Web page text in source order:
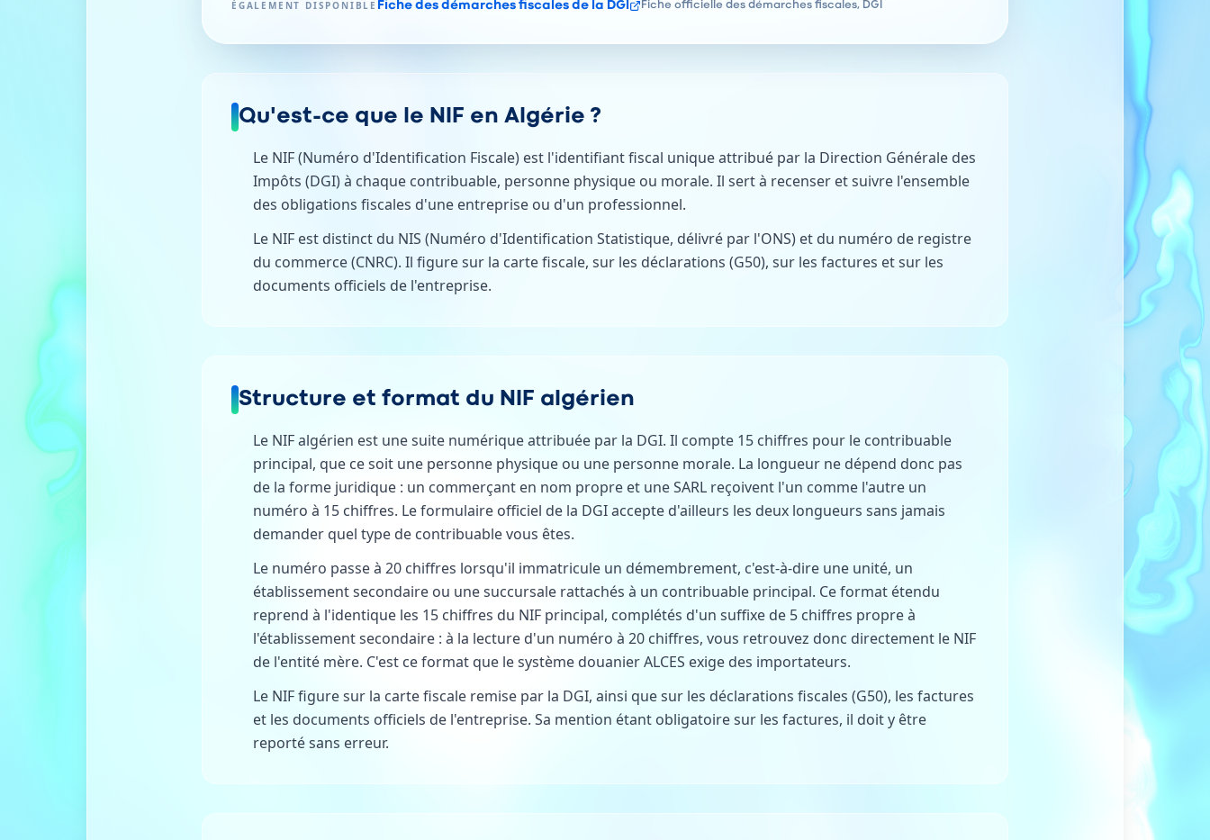
ÉGALEMENT DISPONIBLE Fiche des démarches fiscales de la DGI
Ouvrir le site
Fiche officielle des démarches fiscales, DGI
Qu'est-ce que le NIF en Algérie ?
Le NIF (Numéro d'Identification Fiscale) est l'identifiant fiscal unique attribué par la Direction Générale des
Impôts (DGI) à chaque contribuable, personne physique ou morale. Il sert à recenser et suivre l'ensemble
des obligations fiscales d'une entreprise ou d'un professionnel.
Le NIF est distinct du NIS (Numéro d'Identification Statistique, délivré par l'ONS) et du numéro de registre
du commerce (CNRC). Il figure sur la carte fiscale, sur les déclarations (G50), sur les factures et sur les
documents officiels de l'entreprise.
Structure et format du NIF algérien
Le NIF algérien est une suite numérique attribuée par la DGI. Il compte 15 chiffres pour le contribuable
principal, que ce soit une personne physique ou une personne morale. La longueur ne dépend donc pas
de la forme juridique : un commerçant en nom propre et une SARL reçoivent l'un comme l'autre un
numéro à 15 chiffres. Le formulaire officiel de la DGI accepte d'ailleurs les deux longueurs sans jamais
demander quel type de contribuable vous êtes.
Le numéro passe à 20 chiffres lorsqu'il immatricule un démembrement, c'est-à-dire une unité, un
établissement secondaire ou une succursale rattachés à un contribuable principal. Ce format étendu
reprend à l'identique les 15 chiffres du NIF principal, complétés d'un suffixe de 5 chiffres propre à
l'établissement secondaire : à la lecture d'un numéro à 20 chiffres, vous retrouvez donc directement le NIF
de l'entité mère. C'est ce format que le système douanier ALCES exige des importateurs.
Le NIF figure sur la carte fiscale remise par la DGI, ainsi que sur les déclarations fiscales (G50), les factures
et les documents officiels de l'entreprise. Sa mention étant obligatoire sur les factures, il doit y être
reporté sans erreur.